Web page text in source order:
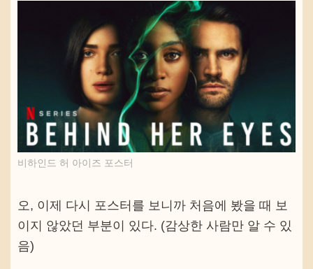
비하인드 허 아이즈 포스터
오, 이제 다시 포스터를 보니까 처음에 봤을 때 보
이지 않았던 부분이 있다. (감상한 사람만 알 수 있
음)